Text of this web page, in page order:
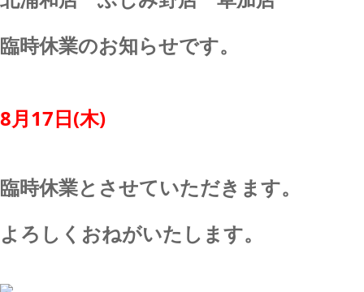
臨時休業のお知らせです。
8月17日(木)
臨時休業とさせていただきます。
よろしくおねがいたします。